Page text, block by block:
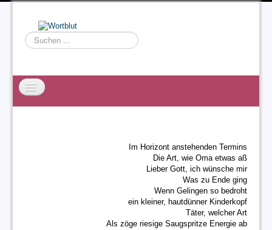
Suchen
...
Im Horizont anstehenden Termins
Die Art, wie Oma etwas aß
Lieber Gott, ich wünsche mir
Was zu Ende ging
Wenn Gelingen so bedroht
ein kleiner, hautdünner Kinderkopf
Täter, welcher Art
Als zöge riesige Saugspritze Energie ab